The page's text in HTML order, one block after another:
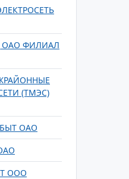
ОАО ФИЛИАЛ
(ТМЭС)
ОАО
ООО